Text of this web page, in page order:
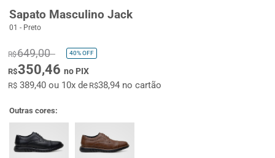
Sapato Masculino Jack
01 - Preto
R$649,00 40%OFF
R$350,46 no PIX
R$ 389,40 ou 10x deR$38,94 no cartão
Outras cores: